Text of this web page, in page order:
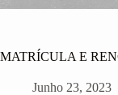
MATRÍCULA E
Junho 23, 2023